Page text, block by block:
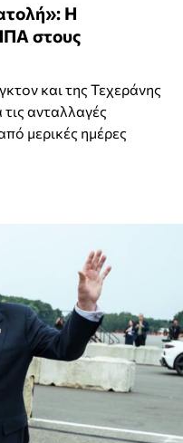
Η
στους
και της Τεχεράνης
ανταλλαγές
μερικές ημέρες